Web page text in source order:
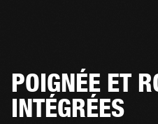
POIGNÉE ET
INTÉGRÉES